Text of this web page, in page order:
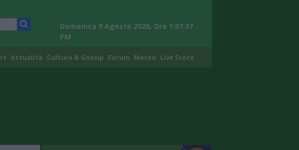
Domenica 9 Agosto 2026, Ore 1:07:38
PM
Attualità Cultura & Gossip Forum Meteo Live Score